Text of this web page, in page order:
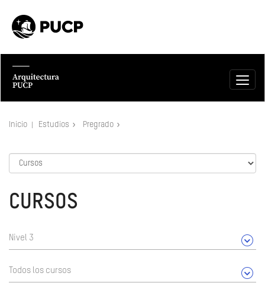
Inicio Estudios Pregrado
CURSOS
Nivel 3
Todos los cursos